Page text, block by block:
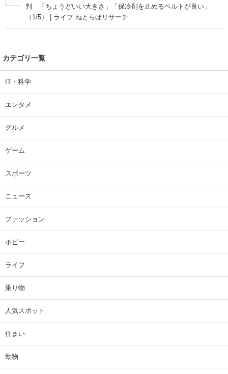
判 「ちょうどいい大きさ」「保冷剤を止めるベルトが良い」
（1/5） | ライフ ねとらぼリサーチ
カテゴリ一覧
IT・科学
エンタメ
グルメ
ゲーム
スポーツ
ニュース
ファッション
ホビー
ライフ
乗り物
人気スポット
住まい
動物